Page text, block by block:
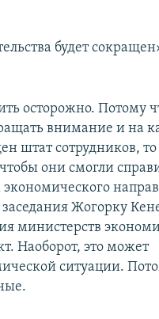
будет
осторожно. Потому
внимание и на
штат сотрудников, то
они смогли
заседания Жогорку
министерств
Наоборот, это может
ситуации.